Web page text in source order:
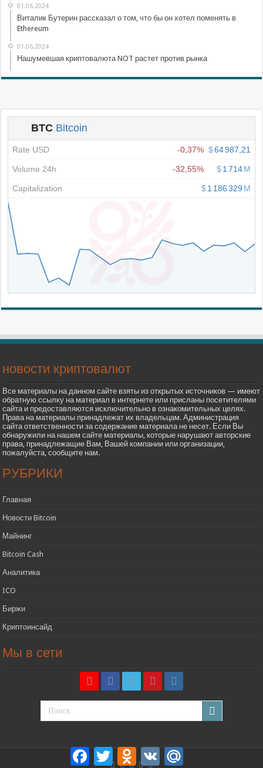
01.06.2024
Виталик Бутерин рассказал о том, что бы он хотел поменять в
Ethereum
01.06.2024
Нашумевшая криптовалюта NOT растет против рынка
новости криптовалют
Все материалы на данном сайте взяты из открытых источников — имеют
обратную ссылку на материал в интернете или присланы посетителями
сайта и предоставляются исключительно в ознакомительных целях.
Права на материалы принадлежат их владельцам. Администрация
сайта ответственности за содержание материала не несет. Если Вы
обнаружили на нашем сайте материалы, которые нарушают авторские
права, принадлежащие Вам, Вашей компании или организации,
пожалуйста, сообщите нам.
РУБРИКИ
Главная
Новости Bitcoin
Майнинг
Bitcoin Cash
Аналитика
ICO
Биржи
Криптоинсайд
Мы в сети
FacebookTwitter Odnoklassniki
VK